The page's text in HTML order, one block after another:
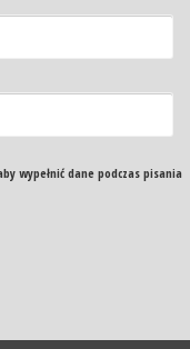
wypełnić dane podczas pisania